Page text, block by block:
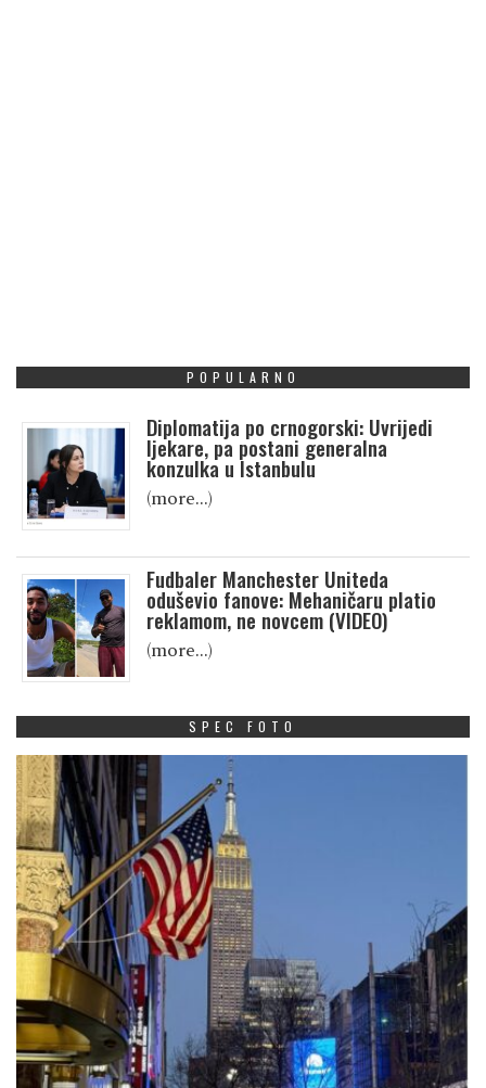
POPULARNO
Diplomatija po crnogorski: Uvrijedi
ljekare, pa postani generalna
konzulka u Istanbulu
(more…)
Fudbaler Manchester Uniteda
oduševio fanove: Mehaničaru platio
reklamom, ne novcem (VIDEO)
(more…)
SPEC FOTO